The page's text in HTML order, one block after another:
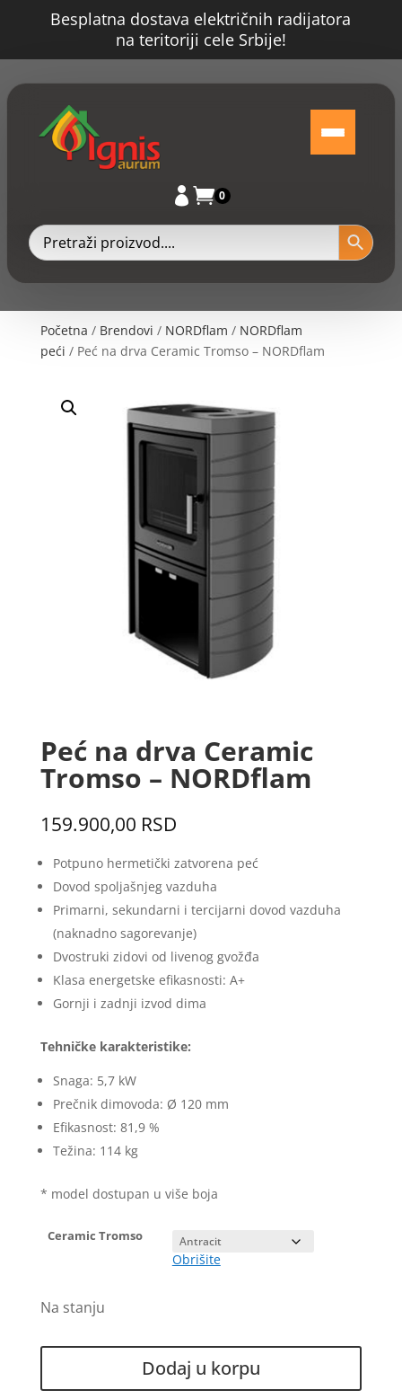
Besplatna dostava električnih radijatora
na teritoriji cele Srbije!
  0
Početna / Brendovi / NORDflam / NORDflam
peći / Peć na drva Ceramic Tromso – NORDflam
Peć na drva Ceramic
Tromso – NORDflam
159.900,00 RSD
Potpuno hermetički zatvorena peć
Dovod spoljašnjeg vazduha
Primarni, sekundarni i tercijarni dovod vazduha
(naknadno sagorevanje)
Dvostruki zidovi od livenog gvožđa
Klasa energetske efikasnosti: A+
Gornji i zadnji izvod dima
Tehničke karakteristike:
Snaga: 5,7 kW
Prečnik dimovoda: Ø 120 mm
Efikasnost: 81,9 %
Težina: 114 kg
* model dostupan u više boja
Ceramic Tromso
Obrišite
Peć
drva
Dodaj u korpu